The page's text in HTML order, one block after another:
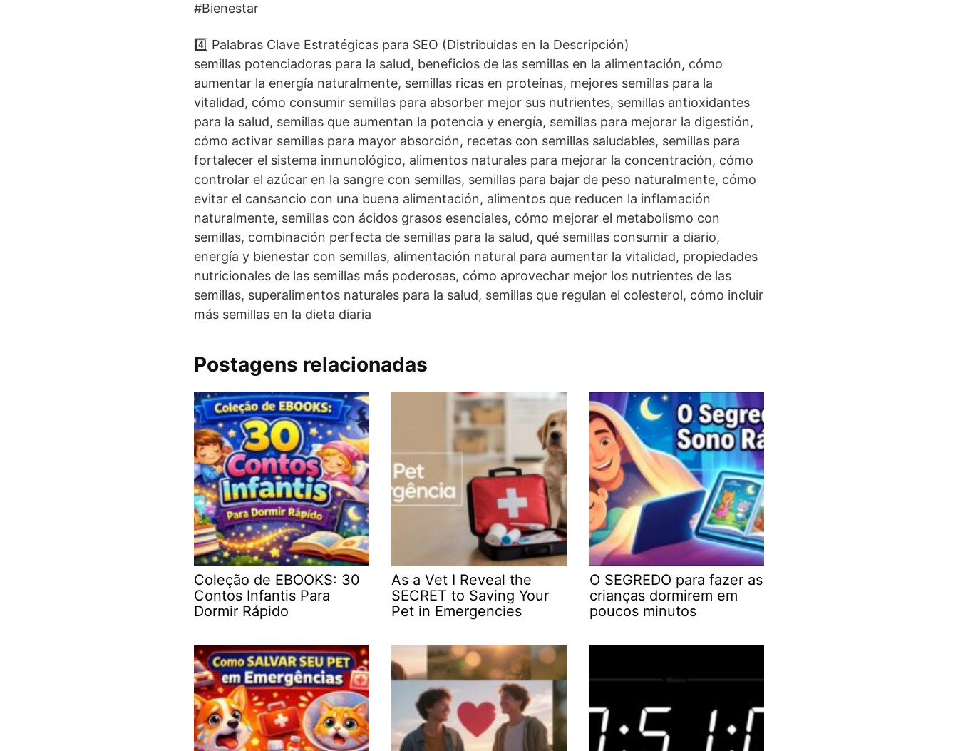
#Bienestar
4️⃣ Palabras Clave Estratégicas para SEO (Distribuidas en la Descripción)
semillas potenciadoras para la salud, beneficios de las semillas en la alimentación, cómo
aumentar la energía naturalmente, semillas ricas en proteínas, mejores semillas para la
vitalidad, cómo consumir semillas para absorber mejor sus nutrientes, semillas antioxidantes
para la salud, semillas que aumentan la potencia y energía, semillas para mejorar la digestión,
cómo activar semillas para mayor absorción, recetas con semillas saludables, semillas para
fortalecer el sistema inmunológico, alimentos naturales para mejorar la concentración, cómo
controlar el azúcar en la sangre con semillas, semillas para bajar de peso naturalmente, cómo
evitar el cansancio con una buena alimentación, alimentos que reducen la inflamación
naturalmente, semillas con ácidos grasos esenciales, cómo mejorar el metabolismo con
semillas, combinación perfecta de semillas para la salud, qué semillas consumir a diario,
energía y bienestar con semillas, alimentación natural para aumentar la vitalidad, propiedades
nutricionales de las semillas más poderosas, cómo aprovechar mejor los nutrientes de las
semillas, superalimentos naturales para la salud, semillas que regulan el colesterol, cómo incluir
más semillas en la dieta diaria
Postagens relacionadas
Coleção de EBOOKS: 30
Contos Infantis Para
Dormir Rápido
As a Vet I Reveal the
SECRET to Saving Your
Pet in Emergencies
O SEGREDO para fazer as
crianças dormirem em
poucos minutos